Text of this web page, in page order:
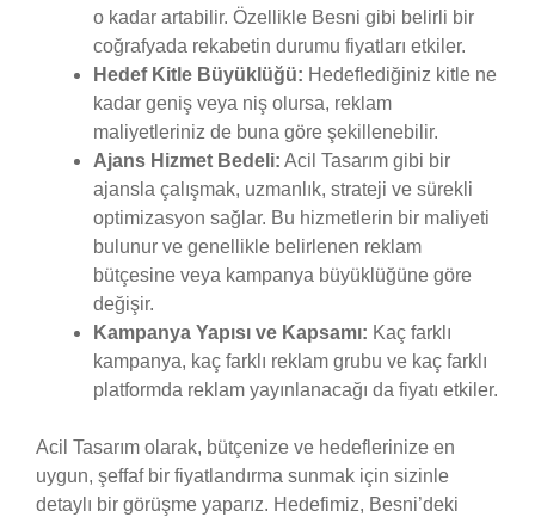
o kadar artabilir. Özellikle Besni gibi belirli bir
coğrafyada rekabetin durumu fiyatları etkiler.
Hedef Kitle Büyüklüğü: Hedeflediğiniz kitle ne
kadar geniş veya niş olursa, reklam
maliyetleriniz de buna göre şekillenebilir.
Ajans Hizmet Bedeli: Acil Tasarım gibi bir
ajansla çalışmak, uzmanlık, strateji ve sürekli
optimizasyon sağlar. Bu hizmetlerin bir maliyeti
bulunur ve genellikle belirlenen reklam
bütçesine veya kampanya büyüklüğüne göre
değişir.
Kampanya Yapısı ve Kapsamı: Kaç farklı
kampanya, kaç farklı reklam grubu ve kaç farklı
platformda reklam yayınlanacağı da fiyatı etkiler.
Acil Tasarım olarak, bütçenize ve hedeflerinize en
uygun, şeffaf bir fiyatlandırma sunmak için sizinle
detaylı bir görüşme yaparız. Hedefimiz, Besni’deki